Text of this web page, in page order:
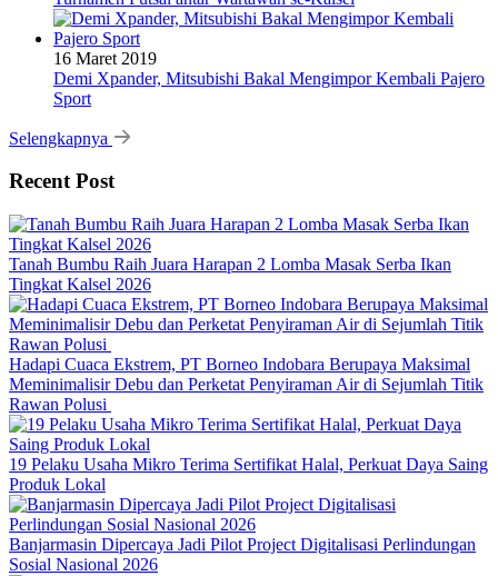
16 Maret 2019
Demi Xpander, Mitsubishi Bakal Mengimpor Kembali Pajero
Sport
Selengkapnya
Recent Post
Tanah Bumbu Raih Juara Harapan 2 Lomba Masak Serba Ikan
Tingkat Kalsel 2026
Hadapi Cuaca Ekstrem, PT Borneo Indobara Berupaya Maksimal
Meminimalisir Debu dan Perketat Penyiraman Air di Sejumlah Titik
Rawan Polusi
19 Pelaku Usaha Mikro Terima Sertifikat Halal, Perkuat Daya Saing
Produk Lokal
Banjarmasin Dipercaya Jadi Pilot Project Digitalisasi Perlindungan
Sosial Nasional 2026